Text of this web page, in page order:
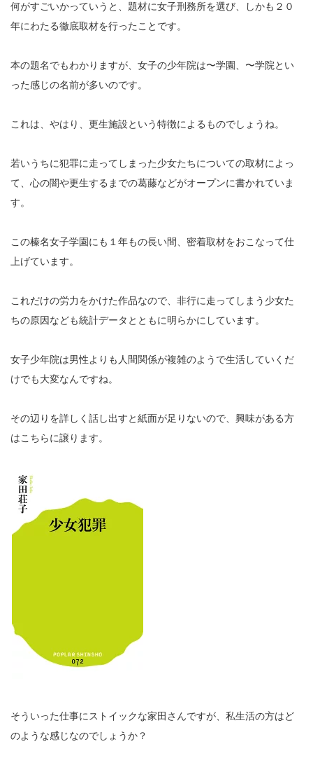
何がすごいかっていうと、題材に女子刑務所を選び、しかも２０
年にわたる徹底取材を行ったことです。
本の題名でもわかりますが、女子の少年院は〜学園、〜学院とい
った感じの名前が多いのです。
これは、やはり、更生施設という特徴によるものでしょうね。
若いうちに犯罪に走ってしまった少女たちについての取材によっ
て、心の闇や更生するまでの葛藤などがオープンに書かれていま
す。
この榛名女子学園にも１年もの長い間、密着取材をおこなって仕
上げています。
これだけの労力をかけた作品なので、非行に走ってしまう少女た
ちの原因なども統計データとともに明らかにしています。
女子少年院は男性よりも人間関係が複雑のようで生活していくだ
けでも大変なんですね。
その辺りを詳しく話し出すと紙面が足りないので、興味がある方
はこちらに譲ります。
そういった仕事にストイックな家田さんですが、私生活の方はど
のような感じなのでしょうか？